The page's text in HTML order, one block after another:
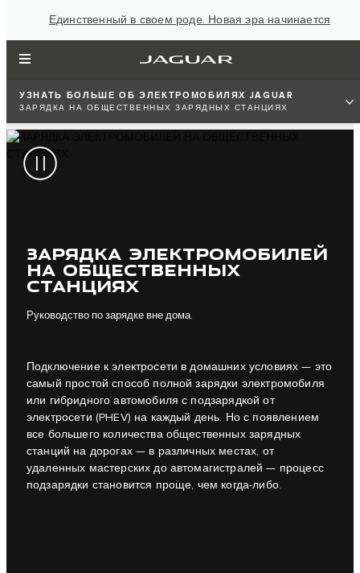
Единственный в своем роде. Новая эра начинается
УЗНАТЬ БОЛЬШЕ ОБ ЭЛЕКТРОМОБИЛЯХ JAGUAR
ЗАРЯДКА НА ОБЩЕСТВЕННЫХ ЗАРЯДНЫХ СТАНЦИЯХ
ЗАРЯДКА ЭЛЕКТРОМОБИЛЕЙ
НА ОБЩЕСТВЕННЫХ
СТАНЦИЯХ
Руководство по зарядке вне дома.
Подключение к электросети в домашних условиях — это
самый простой способ полной зарядки электромобиля
или гибридного автомобиля с подзарядкой от
электросети (PHEV) на каждый день. Но с появлением
все большего количества общественных зарядных
станций на дорогах — в различных местах, от
удаленных мастерских до автомагистралей — процесс
подзарядки становится проще, чем когда-либо.